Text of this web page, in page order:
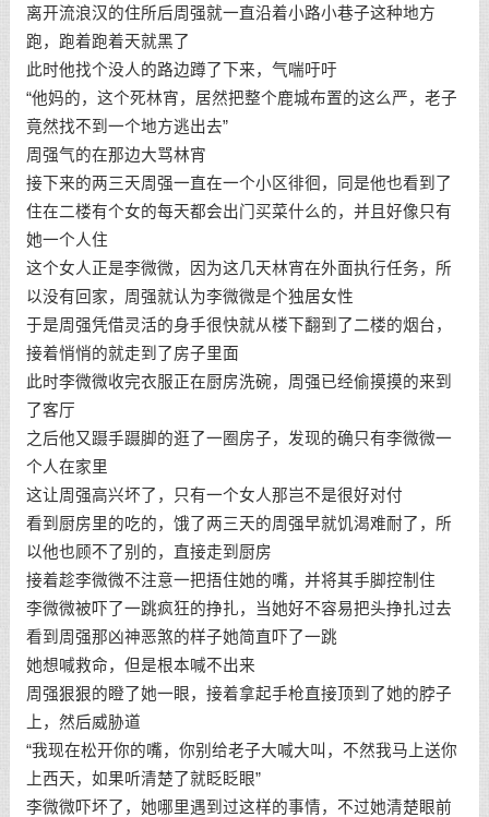
离开流浪汉的住所后周强就一直沿着小路小巷子这种地方
跑，跑着跑着天就黑了
此时他找个没人的路边蹲了下来，气喘吁吁
“他妈的，这个死林宵，居然把整个鹿城布置的这么严，老子
竟然找不到一个地方逃出去”
周强气的在那边大骂林宵
接下来的两三天周强一直在一个小区徘徊，同是他也看到了
住在二楼有个女的每天都会出门买菜什么的，并且好像只有
她一个人住
这个女人正是李微微，因为这几天林宵在外面执行任务，所
以没有回家，周强就认为李微微是个独居女性
于是周强凭借灵活的身手很快就从楼下翻到了二楼的烟台，
接着悄悄的就走到了房子里面
此时李微微收完衣服正在厨房洗碗，周强已经偷摸摸的来到
了客厅
之后他又蹑手蹑脚的逛了一圈房子，发现的确只有李微微一
个人在家里
这让周强高兴坏了，只有一个女人那岂不是很好对付
看到厨房里的吃的，饿了两三天的周强早就饥渴难耐了，所
以他也顾不了别的，直接走到厨房
接着趁李微微不注意一把捂住她的嘴，并将其手脚控制住
李微微被吓了一跳疯狂的挣扎，当她好不容易把头挣扎过去
看到周强那凶神恶煞的样子她简直吓了一跳
她想喊救命，但是根本喊不出来
周强狠狠的瞪了她一眼，接着拿起手枪直接顶到了她的脖子
上，然后威胁道
“我现在松开你的嘴，你别给老子大喊大叫，不然我马上送你
上西天，如果听清楚了就眨眨眼”
李微微吓坏了，她哪里遇到过这样的事情，不过她清楚眼前